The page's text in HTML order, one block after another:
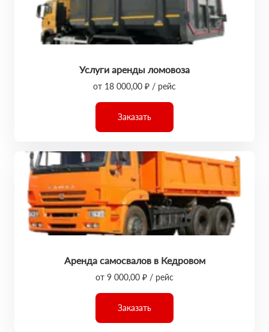
Услуги аренды ломовоза
от 18 000,00 ₽ / рейс
Заказать
Аренда самосвалов в Кедровом
от 9 000,00 ₽ / рейс
Заказать